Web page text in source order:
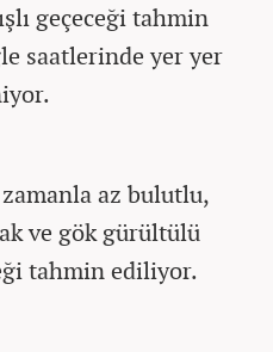
geçeceği tahmin
saatlerinde yer yer
az bulutlu,
ve gök gürültülü
tahmin ediliyor.